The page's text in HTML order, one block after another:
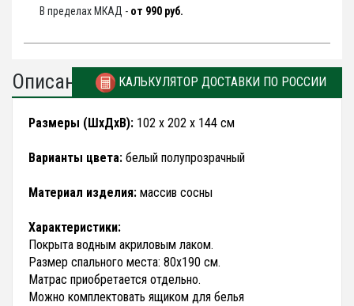
В пределах МКАД - от 990 руб.
Описание КАЛЬКУЛЯТОР ДОСТАВКИ ПО РОССИИ
Размеры (ШхДхВ): 102 х 202 х 144 см
Варианты цвета: белый полупрозрачный
Материал изделия: массив сосны
Характеристики:
Покрыта водным акриловым лаком.
Размер спального места: 80х190 см.
Матрас приобретается отдельно.
Можно комплектовать ящиком для белья